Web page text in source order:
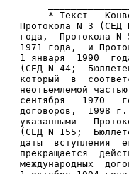
* Текст
Протокола N 3
года,  Протокола
1971 года,  и
1 января  1990
(СЕД N 44;
который  в
неотъемлемой
сентября   1970
договоров,  1998
указанными
(СЕД N 155;
даты  вступления
прекращается
международных